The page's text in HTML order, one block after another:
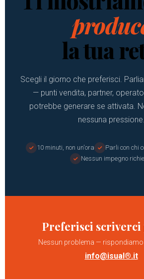
la tua
Scegli il giorno che preferisci.
— punti vendita, partner,
potrebbe generare se attivata.
nessuna pressione.
10 minuti, non un'ora
Parli con chi
Nessun impegno
Preferisci scriverci
Nessun problema — rispondiamo
info@isual®.it